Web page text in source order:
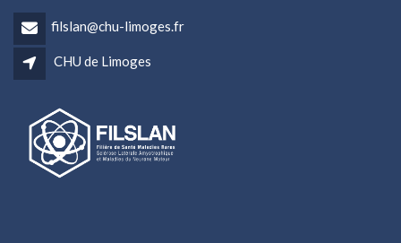
filslan@chu-limoges.fr
CHU de Limoges